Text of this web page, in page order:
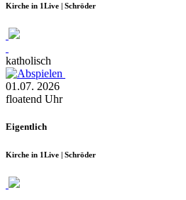
Kirche in 1Live | Schröder
katholisch
01.07. 2026
floatend Uhr
Eigentlich
Kirche in 1Live | Schröder